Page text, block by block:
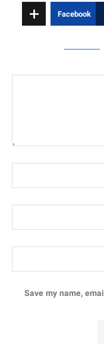
Facebook
Save my name,